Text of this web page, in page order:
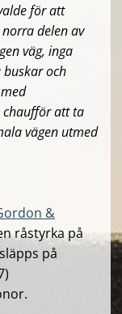
för att
delen av
väg, inga
och
chaufför att ta
vägen utmed
&
råstyrka på
på